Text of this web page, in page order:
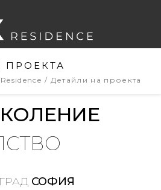
ПРОЕКТА
Детайли на проекта
СОФИЯ